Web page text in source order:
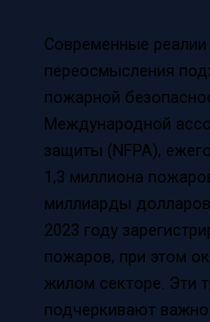
Современные
переосмысления
пожарной
Международной
защиты (NFPA),
1,3 миллиона
миллиарды
2023 году
пожаров, при этом
жилом секторе. Эти
подчеркивают